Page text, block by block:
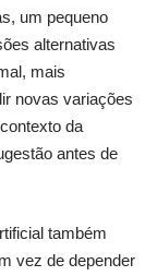
um pequeno
alternativas
mais
novas variações
da
antes de
também
vez de depender